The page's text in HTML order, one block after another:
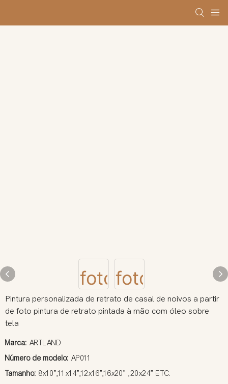
Pintura personalizada de retrato de casal de noivos a partir
de foto pintura de retrato pintada à mão com óleo sobre
tela
Marca: ARTLAND
Número de modelo: AP011
Tamanho: 8x10”,11x14”,12x16”,16x20” ,20x24” ETC.